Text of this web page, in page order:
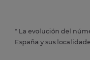
* La evolución del
España y sus